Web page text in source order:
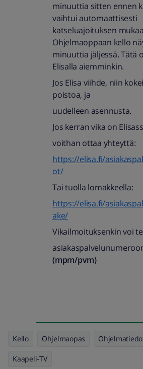
minuuttia sitten ennen
vaihtui automaattisesti
katseluajoituksen
Ohjelmaoppaan kello
minuuttia jäljessä. Tätä
Elisalla aiemminkin.
Jos Elisa viihde, niin
poistoa, ja
uudelleen asennusta.
Jos kerran vika on
voithan ottaa yhteyttä:
https://elisa.fi/
ot/
Tai tuolla lomakkeella:
https://elisa.fi/
ake/
Vikailmoituksenkin voi
(mpm/pvm)​
Kello Ohjelmaopas
Kaapeli-TV